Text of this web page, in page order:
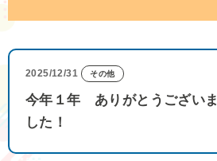
2025/12/31 その他
今年１年 ありがとうございま
した！